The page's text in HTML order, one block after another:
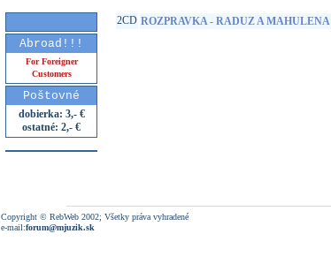
Abroad!!!
For Foreigner
Customers
Poštovné
dobierka: 3,- €
ostatné: 2,- €
2CD ROZPRAVKA - RADUZ A MAHULENA
Copyright © RebWeb 2002; Všetky práva vyhradené
e-mail:forum@mjuzik.sk